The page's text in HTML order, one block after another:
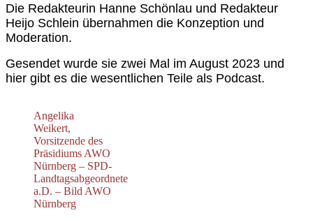
Die Redakteurin Hanne Schönlau und Redakteur
Heijo Schlein übernahmen die Konzeption und
Moderation.
Gesendet wurde sie zwei Mal im August 2023 und
hier gibt es die wesentlichen Teile als Podcast.
Angelika
Weikert,
Vorsitzende des
Präsidiums AWO
Nürnberg – SPD-
Landtagsabgeordnete
a.D. – Bild AWO
Nürnberg